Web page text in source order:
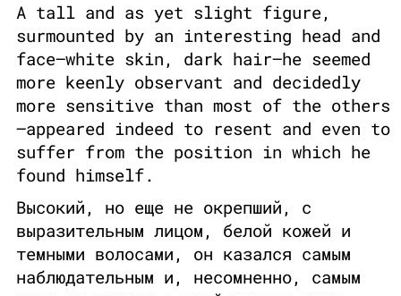
A tall and as yet slight figure,
surmounted by an interesting head and
face—white skin, dark hair—he seemed
more keenly observant and decidedly
more sensitive than most of the others
—appeared indeed to resent and even to
suffer from the position in which he
found himself.
Высокий, но еще не окрепший, с
выразительным лицом, белой кожей и
темными волосами, он казался самым
наблюдательным и, несомненно, самым